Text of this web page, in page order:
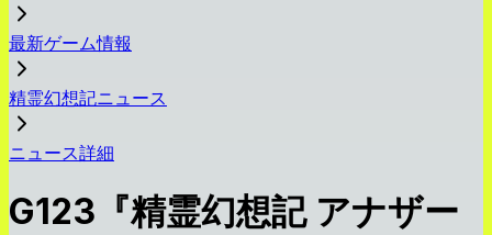
最新ゲーム情報
精霊幻想記ニュース
ニュース詳細
G123『精霊幻想記 アナザー